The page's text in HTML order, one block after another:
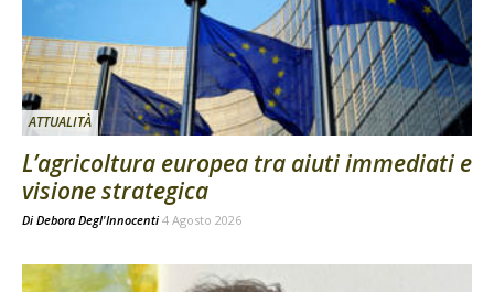
ATTUALITÀ
L’agricoltura europea tra aiuti immediati e
visione strategica
Di Debora Degl'Innocenti 4 Agosto 2026